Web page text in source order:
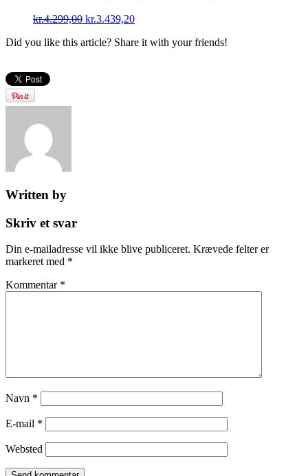
kr.4.299,00 Original
was:
kr.3.439,20Current
is:
Did you like this article? Share it with your friends!
Written by
Skriv et svar
Din e-mailadresse vil ikke blive publiceret. Krævede felter er
markeret med *
Kommentar *
Navn *
E-mail *
Websted